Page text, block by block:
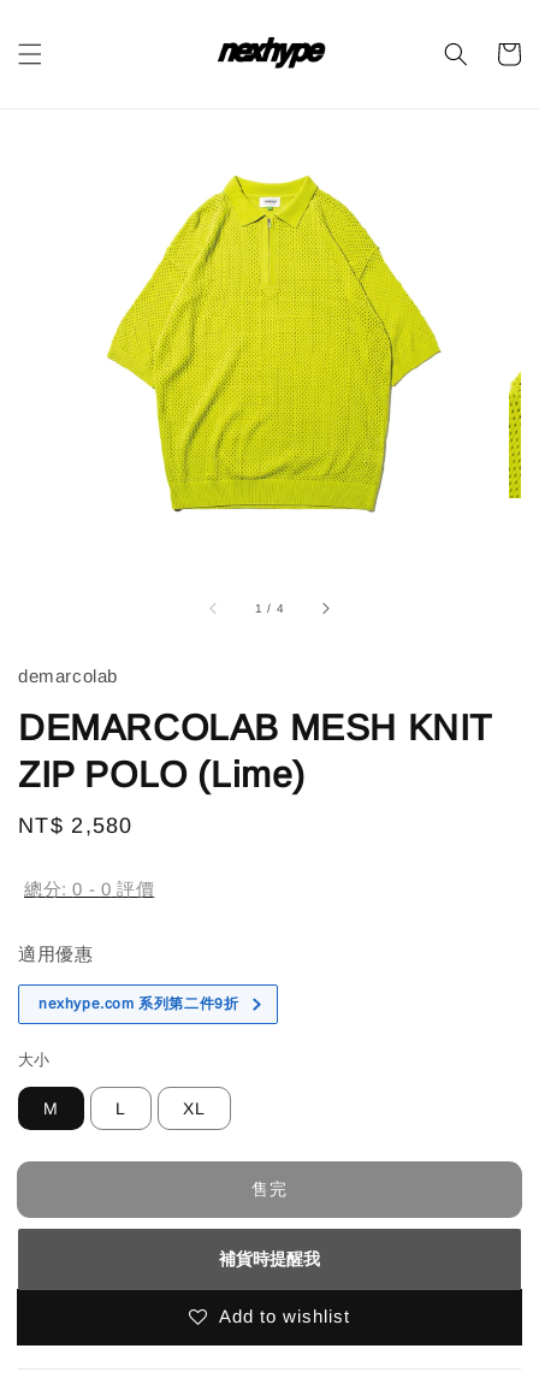
1 / 4
demarcolab
DEMARCOLAB MESH KNIT
ZIP POLO (Lime)
Regular
NT$ 2,580
總分:0 - 0 評價
適用優惠
nexhype.com 系列第二件9折
大小
M L XL
售完
補貨時提醒我
Add to wishlist